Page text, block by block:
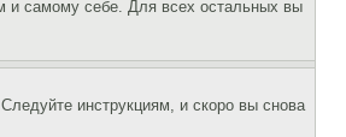
и самому себе. Для всех остальных вы
инструкциям, и скоро вы снова